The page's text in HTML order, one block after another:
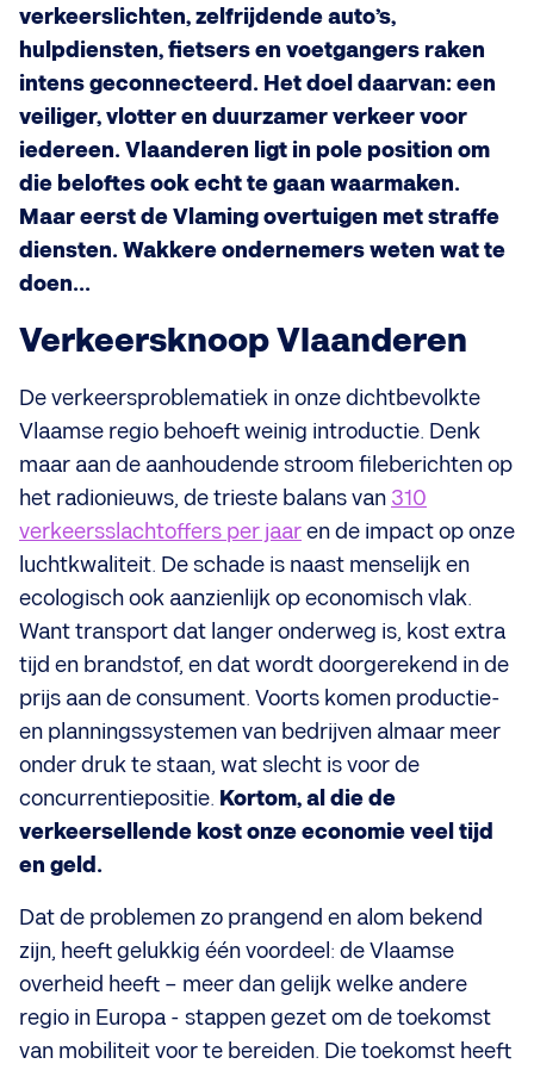
verkeerslichten, zelfrijdende auto’s,
hulpdiensten, fietsers en voetgangers raken
intens geconnecteerd. Het doel daarvan: een
veiliger, vlotter en duurzamer verkeer voor
iedereen. Vlaanderen ligt in pole position om
die beloftes ook echt te gaan waarmaken.
Maar eerst de Vlaming overtuigen met straffe
diensten. Wakkere ondernemers weten wat te
doen...
Verkeersknoop Vlaanderen
De verkeersproblematiek in onze dichtbevolkte
Vlaamse regio behoeft weinig introductie. Denk
maar aan de aanhoudende stroom fileberichten op
het radionieuws, de trieste balans van 310
verkeersslachtoffers per jaaren de impact op onze
luchtkwaliteit. De schade is naast menselijk en
ecologisch ook aanzienlijk op economisch vlak.
Want transport dat langer onderweg is, kost extra
tijd en brandstof, en dat wordt doorgerekend in de
prijs aan de consument. Voorts komen productie-
en planningssystemen van bedrijven almaar meer
onder druk te staan, wat slecht is voor de
concurrentiepositie. Kortom, al die de
verkeersellende kost onze economie veel tijd
en geld.
Dat de problemen zo prangend en alom bekend
zijn, heeft gelukkig één voordeel: de Vlaamse
overheid heeft – meer dan gelijk welke andere
regio in Europa - stappen gezet om de toekomst
van mobiliteit voor te bereiden. Die toekomst heeft